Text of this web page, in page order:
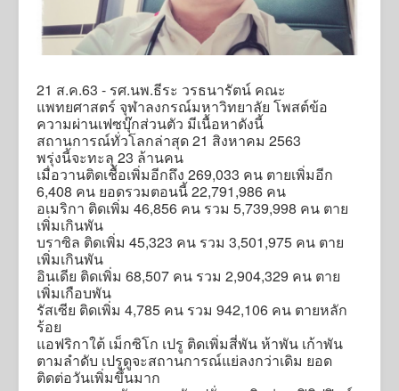
21 ส.ค.63 - รศ.นพ.ธีระ วรธนารัตน์ คณะ
แพทยศาสตร์ จุฬาลงกรณ์มหาวิทยาลัย โพสต์ข้อ
ความผ่านเฟซบุ๊กส่วนตัว มีเนื้อหาดังนี้
สถานการณ์ทั่วโลกล่าสุด 21 สิงหาคม 2563
พรุ่งนี้จะทะลุ 23 ล้านคน
เมื่อวานติดเชื้อเพิ่มอีกถึง 269,033 คน ตายเพิ่มอีก
6,408 คน ยอดรวมตอนนี้ 22,791,986 คน
อเมริกา ติดเพิ่ม 46,856 คน รวม 5,739,998 คน ตาย
เพิ่มเกินพัน
บราซิล ติดเพิ่ม 45,323 คน รวม 3,501,975 คน ตาย
เพิ่มเกินพัน
อินเดีย ติดเพิ่ม 68,507 คน รวม 2,904,329 คน ตาย
เพิ่มเกือบพัน
รัสเซีย ติดเพิ่ม 4,785 คน รวม 942,106 คน ตายหลัก
ร้อย
แอฟริกาใต้ เม็กซิโก เปรู ติดเพิ่มสี่พัน ห้าพัน เก้าพัน
ตามลำดับ เปรูดูจะสถานการณ์แย่ลงกว่าเดิม ยอด
ติดต่อวันเพิ่มขึ้นมาก